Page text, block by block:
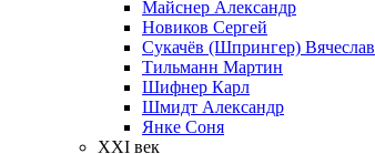
Майснер Александр
Новиков Сергей
Сукачёв (Шпрингер) Вячеслав
Тильманн Мартин
Шифнер Карл
Шмидт Александр
Янке Соня
XXI век